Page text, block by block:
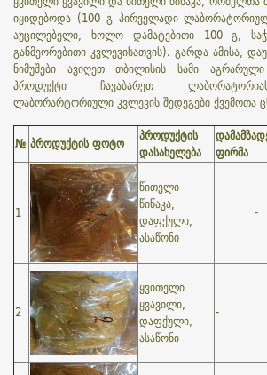
იყიდებოდა (100 გ პირველადი
აუცილებელი, ხოლო დამატებითი 100 გ,
განმეორებითი კვლევისათვის). გარდა ამისა,
ნიმუშები ავიღეთ თბილისის სამი
პროდუქტი ჩავაბარეთ
ლაბორარტორიული კვლევის შედეგები ქვემოთა
№ პროდუქტის ფოტო
პროდუქტის
დასახელება
ფირმა
1
წითელი
წიწაკა,
დაფქული,
ასაწონი
-
2
ყვითელი
ყვავილი,
დაფქული,
ასაწონი
-